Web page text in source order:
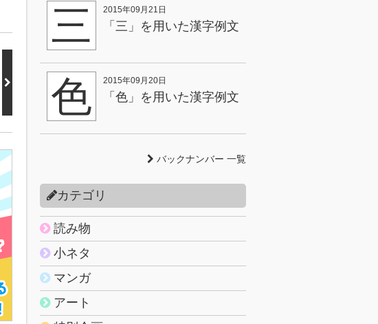
三 2015年09月21日
「三」を用いた漢字例文
色 2015年09月20日
「色」を用いた漢字例文
バックナンバー 一覧
カテゴリ
読み物
小ネタ
マンガ
アート